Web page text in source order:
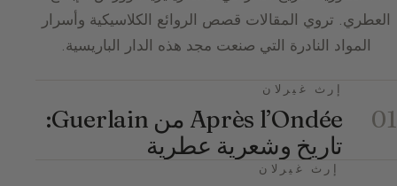
العطري. تروي المقالات قصص الروائع الكلاسيكية وأسرار
المواد النادرة التي صنعت مجد هذه الدار الباريسية.
01
إرث غيرلان
Après l’Ondée من Guerlain:
تاريخ وشعرية عطرية
إرث غيرلان